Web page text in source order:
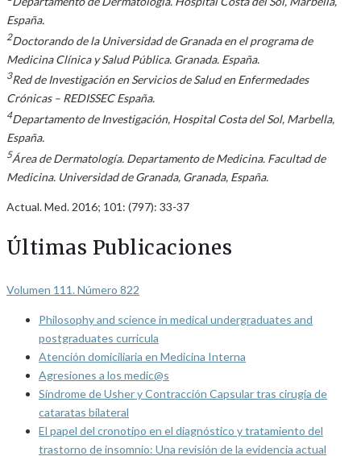
España.
2Doctorando de la Universidad de Granada en el programa de
Medicina Clínica y Salud Pública. Granada. España.
3Red de Investigación en Servicios de Salud en Enfermedades
Crónicas – REDISSEC España.
4Departamento de Investigación, Hospital Costa del Sol, Marbella,
España.
5Área de Dermatología. Departamento de Medicina. Facultad de
Medicina. Universidad de Granada, Granada, España.
Actual. Med. 2016; 101: (797): 33-37
Últimas Publicaciones
Volumen 111. Número 822
Philosophy and science in medical undergraduates and
postgraduates curricula
Atención domiciliaria en Medicina Interna
Agresiones a los medic@s
Síndrome de Usher y Contracción Capsular tras cirugía de
cataratas bilateral
El papel del cronotipo en el diagnóstico y tratamiento del
trastorno de insomnio: Una revisión de la evidencia actual